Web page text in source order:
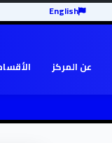
English
عن المركز